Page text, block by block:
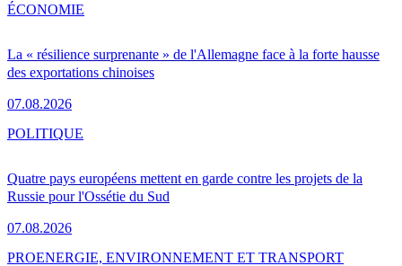
La « résilience surprenante » de l'Allemagne face à la forte hausse
des exportations chinoises
07.08.2026
ÉCONOMIE
Quatre pays européens mettent en garde contre les projets de la
Russie pour l'Ossétie du Sud
07.08.2026
POLITIQUE
PROENERGIE, ENVIRONNEMENT ET TRANSPORT